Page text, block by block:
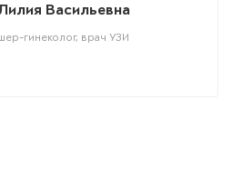
Васильевна
гинеколог, врач УЗИ